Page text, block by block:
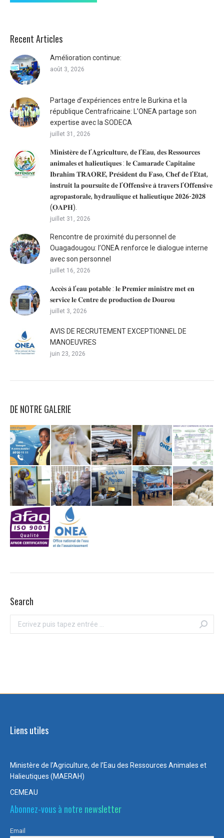
Recent Articles
Amélioration continue:
août 3, 2026
Partage d’expériences entre le Burkina et la
république Centrafricaine: L’ONEA partage son
expertise avec la SODECA
juillet 31, 2026
𝐌𝐢𝐧𝐢𝐬𝐭𝐞̀𝐫𝐞 𝐝𝐞 𝐥’𝐀𝐠𝐫𝐢𝐜𝐮𝐥𝐭𝐮𝐫𝐞, 𝐝𝐞 𝐥’𝐄𝐚𝐮, 𝐝𝐞𝐬 𝐑𝐞𝐬𝐬𝐨𝐮𝐫𝐜𝐞𝐬
𝐚𝐧𝐢𝐦𝐚𝐥𝐞𝐬 𝐞𝐭 𝐡𝐚𝐥𝐢𝐞𝐮𝐭𝐢𝐪𝐮𝐞𝐬 : 𝐥𝐞 𝐂𝐚𝐦𝐚𝐫𝐚𝐝𝐞 𝐂𝐚𝐩𝐢𝐭𝐚𝐢𝐧𝐞
𝐈𝐛𝐫𝐚𝐡𝐢𝐦 𝐓𝐑𝐀𝐎𝐑𝐄́, 𝐏𝐫𝐞́𝐬𝐢𝐝𝐞𝐧𝐭 𝐝𝐮 𝐅𝐚𝐬𝐨, 𝐂𝐡𝐞𝐟 𝐝𝐞 𝐥’𝐄́𝐭𝐚𝐭,
𝐢𝐧𝐬𝐭𝐫𝐮𝐢𝐭 𝐥𝐚 𝐩𝐨𝐮𝐫𝐬𝐮𝐢𝐭𝐞 𝐝𝐞 𝐥’𝐎𝐟𝐟𝐞𝐧𝐬𝐢𝐯𝐞 𝐚̀ 𝐭𝐫𝐚𝐯𝐞𝐫𝐬 𝐥’𝐎𝐟𝐟𝐞𝐧𝐬𝐢𝐯𝐞
𝐚𝐠𝐫𝐨𝐩𝐚𝐬𝐭𝐨𝐫𝐚𝐥𝐞, 𝐡𝐲𝐝𝐫𝐚𝐮𝐥𝐢𝐪𝐮𝐞 𝐞𝐭 𝐡𝐚𝐥𝐢𝐞𝐮𝐭𝐢𝐪𝐮𝐞 𝟐𝟎𝟐𝟔-𝟐𝟎𝟐𝟖
(𝐎𝐀𝐏𝐇).
juillet 31, 2026
Rencontre de proximité du personnel de
Ouagadougou: l’ONEA renforce le dialogue interne
avec son personnel
juillet 16, 2026
𝐀𝐜𝐜𝐞̀𝐬 𝐚̀ 𝐥’𝐞𝐚𝐮 𝐩𝐨𝐭𝐚𝐛𝐥𝐞 : 𝐥𝐞 𝐏𝐫𝐞𝐦𝐢𝐞𝐫 𝐦𝐢𝐧𝐢𝐬𝐭𝐫𝐞 𝐦𝐞𝐭 𝐞𝐧
𝐬𝐞𝐫𝐯𝐢𝐜𝐞 𝐥𝐞 𝐂𝐞𝐧𝐭𝐫𝐞 𝐝𝐞 𝐩𝐫𝐨𝐝𝐮𝐜𝐭𝐢𝐨𝐧 𝐝𝐞 𝐃𝐨𝐮𝐫𝐨𝐮
juillet 3, 2026
AVIS DE RECRUTEMENT EXCEPTIONNEL DE
MANOEUVRES
juin 23, 2026
DE NOTRE GALERIE
Search
Recherche
Liens utiles
Ministère de l’Agriculture, de l’Eau des Ressources Animales et
Halieutiques (MAERAH)
CEMEAU
Abonnez-vous à notre newsletter
Email